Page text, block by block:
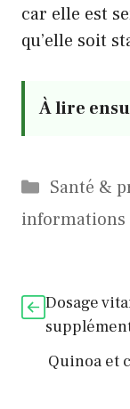
car elle est
qu’elle soit
À lire
Santé &
informations
Dosage
Quinoa et